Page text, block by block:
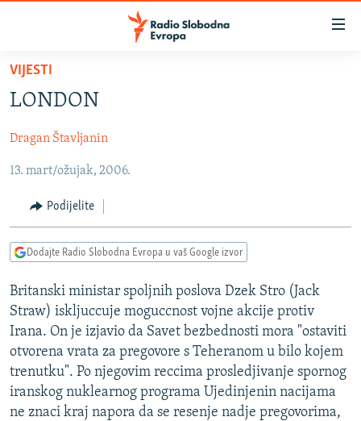
Pređite
glavni
Pređite
na
navigaciju
Pređite
na
pretragu
SRBIJA
KOSOVO
CRNA GORA
VIZUELNO
VIDEO
FOTOGALERIJE
INFOGRAFIKE
PODCASTI
RAT U UKRAJINI
KINA NA BALKANU
RSE PRIČE IZ SVIJETA
ISPRIČAJ MI
DNEVNO@RSE
VIJESTI
LONDON
Dragan Štavljanin
13. mart/ožujak, 2006.
Podijelite
Dodajte Radio Slobodna Evropa u vaš Google izvor
Britanski ministar spoljnih poslova Dzek Stro (Jack
Straw) iskljuccuje moguccnost vojne akcije protiv
Irana. On je izjavio da Savet bezbednosti mora "ostaviti
otvorena vrata za pregovore s Teheranom u bilo kojem
trenutku". Po njegovim reccima prosledjivanje spornog
iranskog nuklearnog programa Ujedinjenin nacijama
ne znaci kraj napora da se resenje nadje pregovorima,